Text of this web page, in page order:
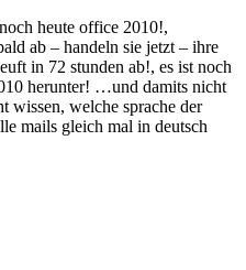
heute office 2010!,
ab – handeln sie jetzt – ihre
in 72 stunden ab!, es ist noch
herunter! …und damits nicht
wissen, welche sprache der
mails gleich mal in deutsch